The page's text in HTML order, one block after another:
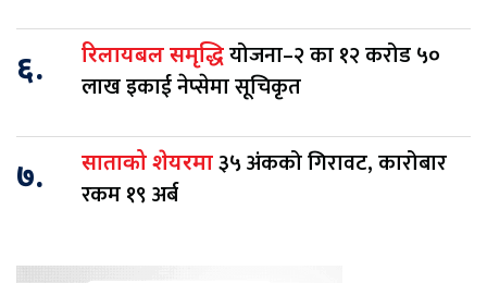
६. रिलायबल समृद्धियोजना–२ का १२ करोड ५०
लाख इकाई नेप्सेमा सूचिकृत
७. साताको शेयरमा३५ अंकको गिरावट, कारोबार
रकम १९ अर्ब